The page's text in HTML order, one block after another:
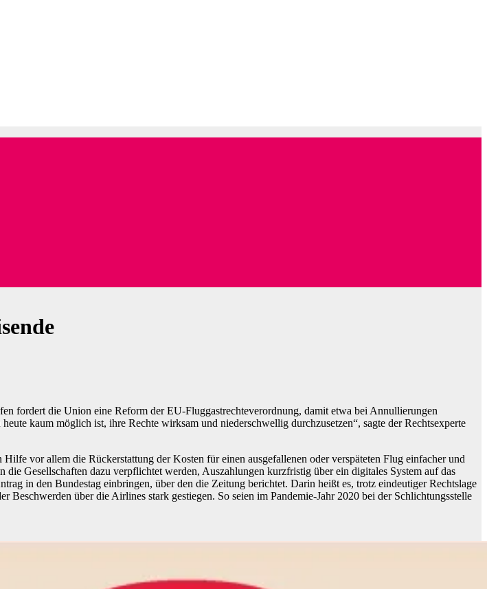
fordert die Union eine Reform der EU-Fluggastrechteverordnung, damit etwa bei Annullierungen
kaum möglich ist, ihre Rechte wirksam und niederschwellig durchzusetzen“, sagte der Rechtsexperte
vor allem die Rückerstattung der Kosten für einen ausgefallenen oder verspäteten Flug einfacher und
Gesellschaften dazu verpflichtet werden, Auszahlungen kurzfristig über ein digitales System auf das
in den Bundestag einbringen, über den die Zeitung berichtet. Darin heißt es, trotz eindeutiger Rechtslage
über die Airlines stark gestiegen. So seien im Pandemie-Jahr 2020 bei der Schlichtungsstelle